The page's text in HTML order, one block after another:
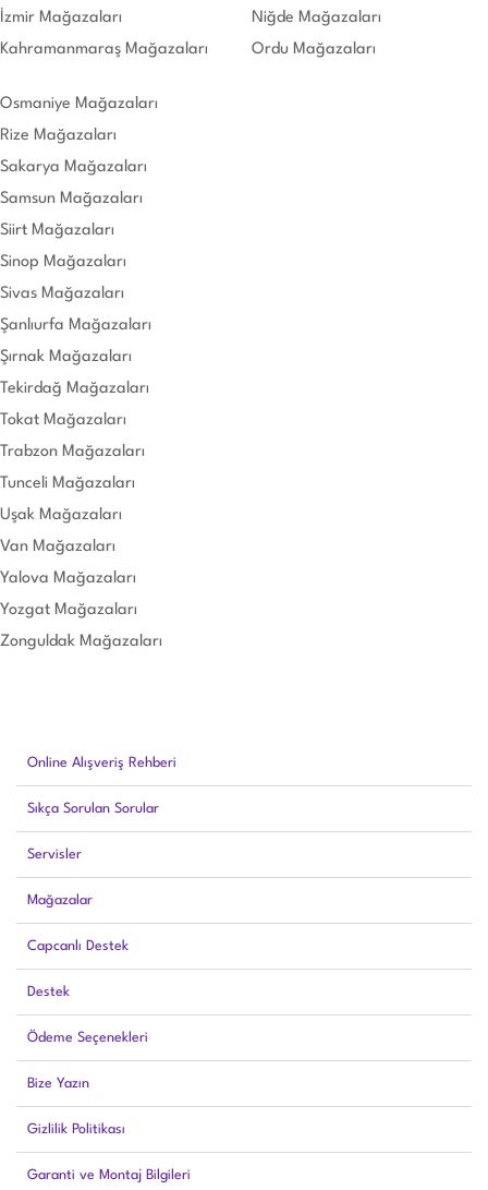
Online Alışveriş Rehberi
Sıkça Sorulan Sorular
Servisler
Mağazalar
Capcanlı Destek
Destek
Ödeme Seçenekleri
Bize Yazın
Gizlilik Politikası
Garanti ve Montaj Bilgileri
İzmir Mağazaları
Kahramanmaraş Mağazaları
Niğde Mağazaları
Ordu Mağazaları
Osmaniye Mağazaları
Rize Mağazaları
Sakarya Mağazaları
Samsun Mağazaları
Siirt Mağazaları
Sinop Mağazaları
Sivas Mağazaları
Şanlıurfa Mağazaları
Şırnak Mağazaları
Tekirdağ Mağazaları
Tokat Mağazaları
Trabzon Mağazaları
Tunceli Mağazaları
Uşak Mağazaları
Van Mağazaları
Yalova Mağazaları
Yozgat Mağazaları
Zonguldak Mağazaları